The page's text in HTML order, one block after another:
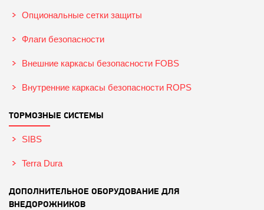
Опциональные сетки защиты
Флаги безопасности
Внешние каркасы безопасности FOBS
Внутренние каркасы безопасности ROPS
ТОРМОЗНЫЕ СИСТЕМЫ
SIBS
Terra Dura
ДОПОЛНИТЕЛЬНОЕ ОБОРУДОВАНИЕ ДЛЯ
ВНЕДОРОЖНИКОВ